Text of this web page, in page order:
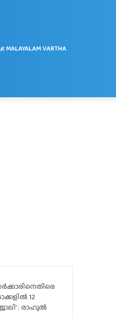
MALAYALAM VARTHA
12
: രാഹുൽ